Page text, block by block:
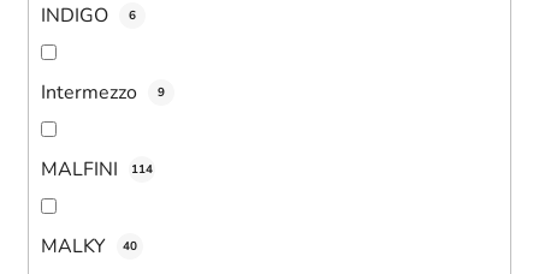
INDIGO 6
Intermezzo 9
MALFINI 114
MALKY 40